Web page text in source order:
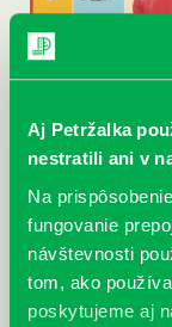
Aj Petržalka
nestratili ani v
Na
fungovanie
návštevnosti
tom, ako
poskytujeme aj